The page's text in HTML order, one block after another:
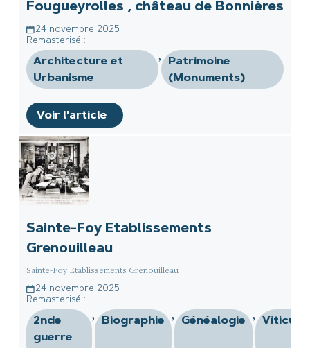
Fougueyrolles , château de Bonnières
24 novembre 2025
Remasterisé :
Architecture et
Urbanisme
,
Patrimoine
(Monuments)
Voir l'article
Sainte-Foy Etablissements
Grenouilleau
Sainte-Foy Etablissements Grenouilleau
24 novembre 2025
Remasterisé :
2nde
guerre
, Biographie , Généalogie ,